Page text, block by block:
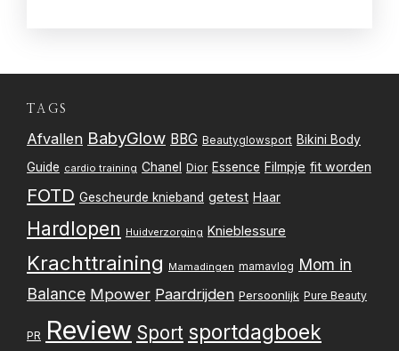
TAGS
Afvallen BabyGlow BBG Beautyglowsport Bikini Body
Guide cardio training Chanel Dior Essence Filmpje fit worden
FOTD Gescheurde knieband getest Haar
Hardlopen Huidverzorging Knieblessure
Krachttraining Mamadingen mamavlog Mom in
Balance Mpower Paardrijden Persoonlijk Pure Beauty
PR Review Sport sportdagboek